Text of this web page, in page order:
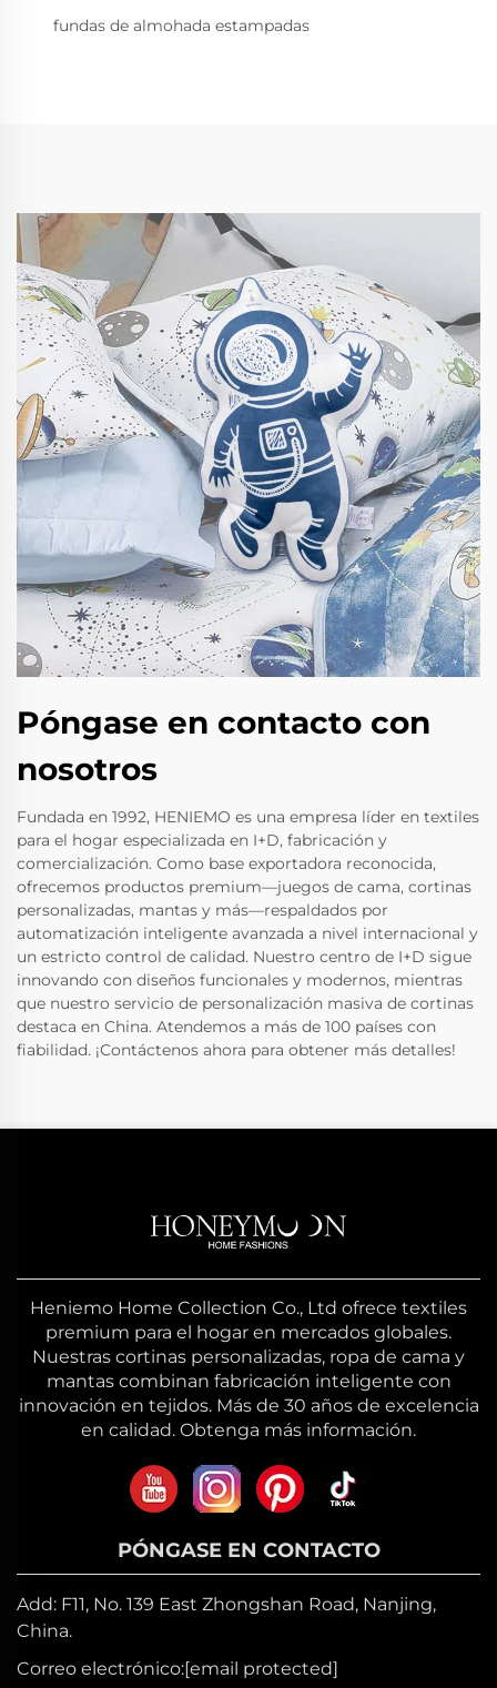
fundas de almohada estampadas
Póngase en contacto con
nosotros
Fundada en 1992, HENIEMO es una empresa líder en textiles
para el hogar especializada en I+D, fabricación y
comercialización. Como base exportadora reconocida,
ofrecemos productos premium—juegos de cama, cortinas
personalizadas, mantas y más—respaldados por
automatización inteligente avanzada a nivel internacional y
un estricto control de calidad. Nuestro centro de I+D sigue
innovando con diseños funcionales y modernos, mientras
que nuestro servicio de personalización masiva de cortinas
destaca en China. Atendemos a más de 100 países con
fiabilidad. ¡Contáctenos ahora para obtener más detalles!
Heniemo Home Collection Co., Ltd ofrece textiles
premium para el hogar en mercados globales.
Nuestras cortinas personalizadas, ropa de cama y
mantas combinan fabricación inteligente con
innovación en tejidos. Más de 30 años de excelencia
en calidad. Obtenga más información.
PÓNGASE EN CONTACTO
Add: F11, No. 139 East Zhongshan Road, Nanjing,
China.
Correo electrónico:[email protected]